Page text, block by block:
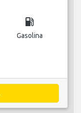
local_gas_station
Gasolina